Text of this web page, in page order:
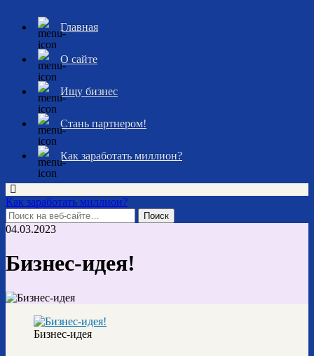
Главная
О сайте
Ищу бизнес
Стань партнером!
Как заработать миллион?
Как заработать миллион?
04.03.2023
Бизнес-идея!
Бизнес-идея